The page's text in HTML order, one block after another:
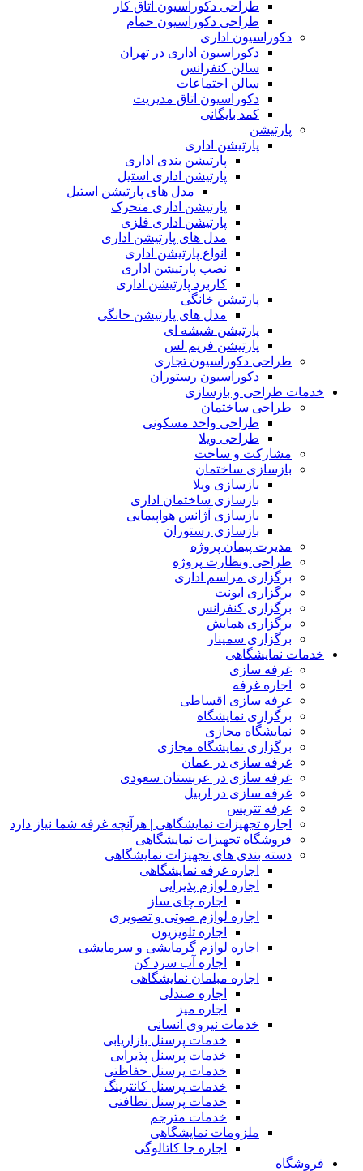
طراحی دکوراسیون اتاق کار
طراحی دکوراسیون حمام
دکوراسیون اداری
دکوراسیون اداری در تهران
سالن کنفرانس
سالن اجتماعات
دکوراسیون اتاق مدیریت
کمد بایگانی
پارتیشن
پارتیشن اداری
پارتیشن بندی اداری
پارتیشن اداری استیل
مدل های پارتیشن استیل
پارتیشن اداری متحرک
پارتیشن اداری فلزی
مدل های پارتیشن اداری
انواع پارتیشن اداری
نصب پارتیشن اداری
کاربرد پارتیشن اداری
پارتیشن خانگی
مدل های پارتیشن خانگی
پارتیشن شیشه ای
پارتیشن فریم لس
طراحی دکوراسیون تجاری
دکوراسیون رستوران
خدمات طراحی و بازسازی
طراحی ساختمان
طراحی واحد مسکونی
طراحی ویلا
مشارکت و ساخت
بازسازی ساختمان
بازسازی ویلا
بازسازی ساختمان اداری
بازسازی آژانس هواپیمایی
بازسازی رستوران
مدیرت پیمان پروژه
طراحی ونظارت پروژه
برگزاری مراسم اداری
برگزاری ایونت
برگزاری کنفرانس
برگزاری همایش
برگزاری سمینار
خدمات نمایشگاهی
غرفه سازی
اجاره غرفه
غرفه سازی اقساطی
برگزاری نمایشگاه
نمایشگاه مجازی
برگزاری نمایشگاه مجازی
غرفه سازی در عمان
غرفه سازی در عربستان سعودی
غرفه سازی در اربیل
غرفه تتریس
اجاره تجهیزات نمایشگاهی | هرآنچه غرفه شما نیاز دارد
فروشگاه تجهیزات نمایشگاهی
دسته بندی های تجهیزات نمایشگاهی
اجاره غرفه نمایشگاهی
اجاره لوازم پذیرایی
اجاره چای ساز
اجاره لوازم صوتی و تصویری
اجاره تلویزیون
اجاره لوازم گرمایشی و سرمایشی
اجاره آب سرد کن
اجاره مبلمان نمایشگاهی
اجاره صندلی
اجاره میز
خدمات نیروی انسانی
خدمات پرسنل بازاریابی
خدمات پرسنل پذیرایی
خدمات پرسنل حفاظتی
خدمات پرسنل کانترینگ
خدمات پرسنل نظافتی
خدمات مترجم
ملزومات نمایشگاهی
اجاره جا کاتالوگی
فروشگاه